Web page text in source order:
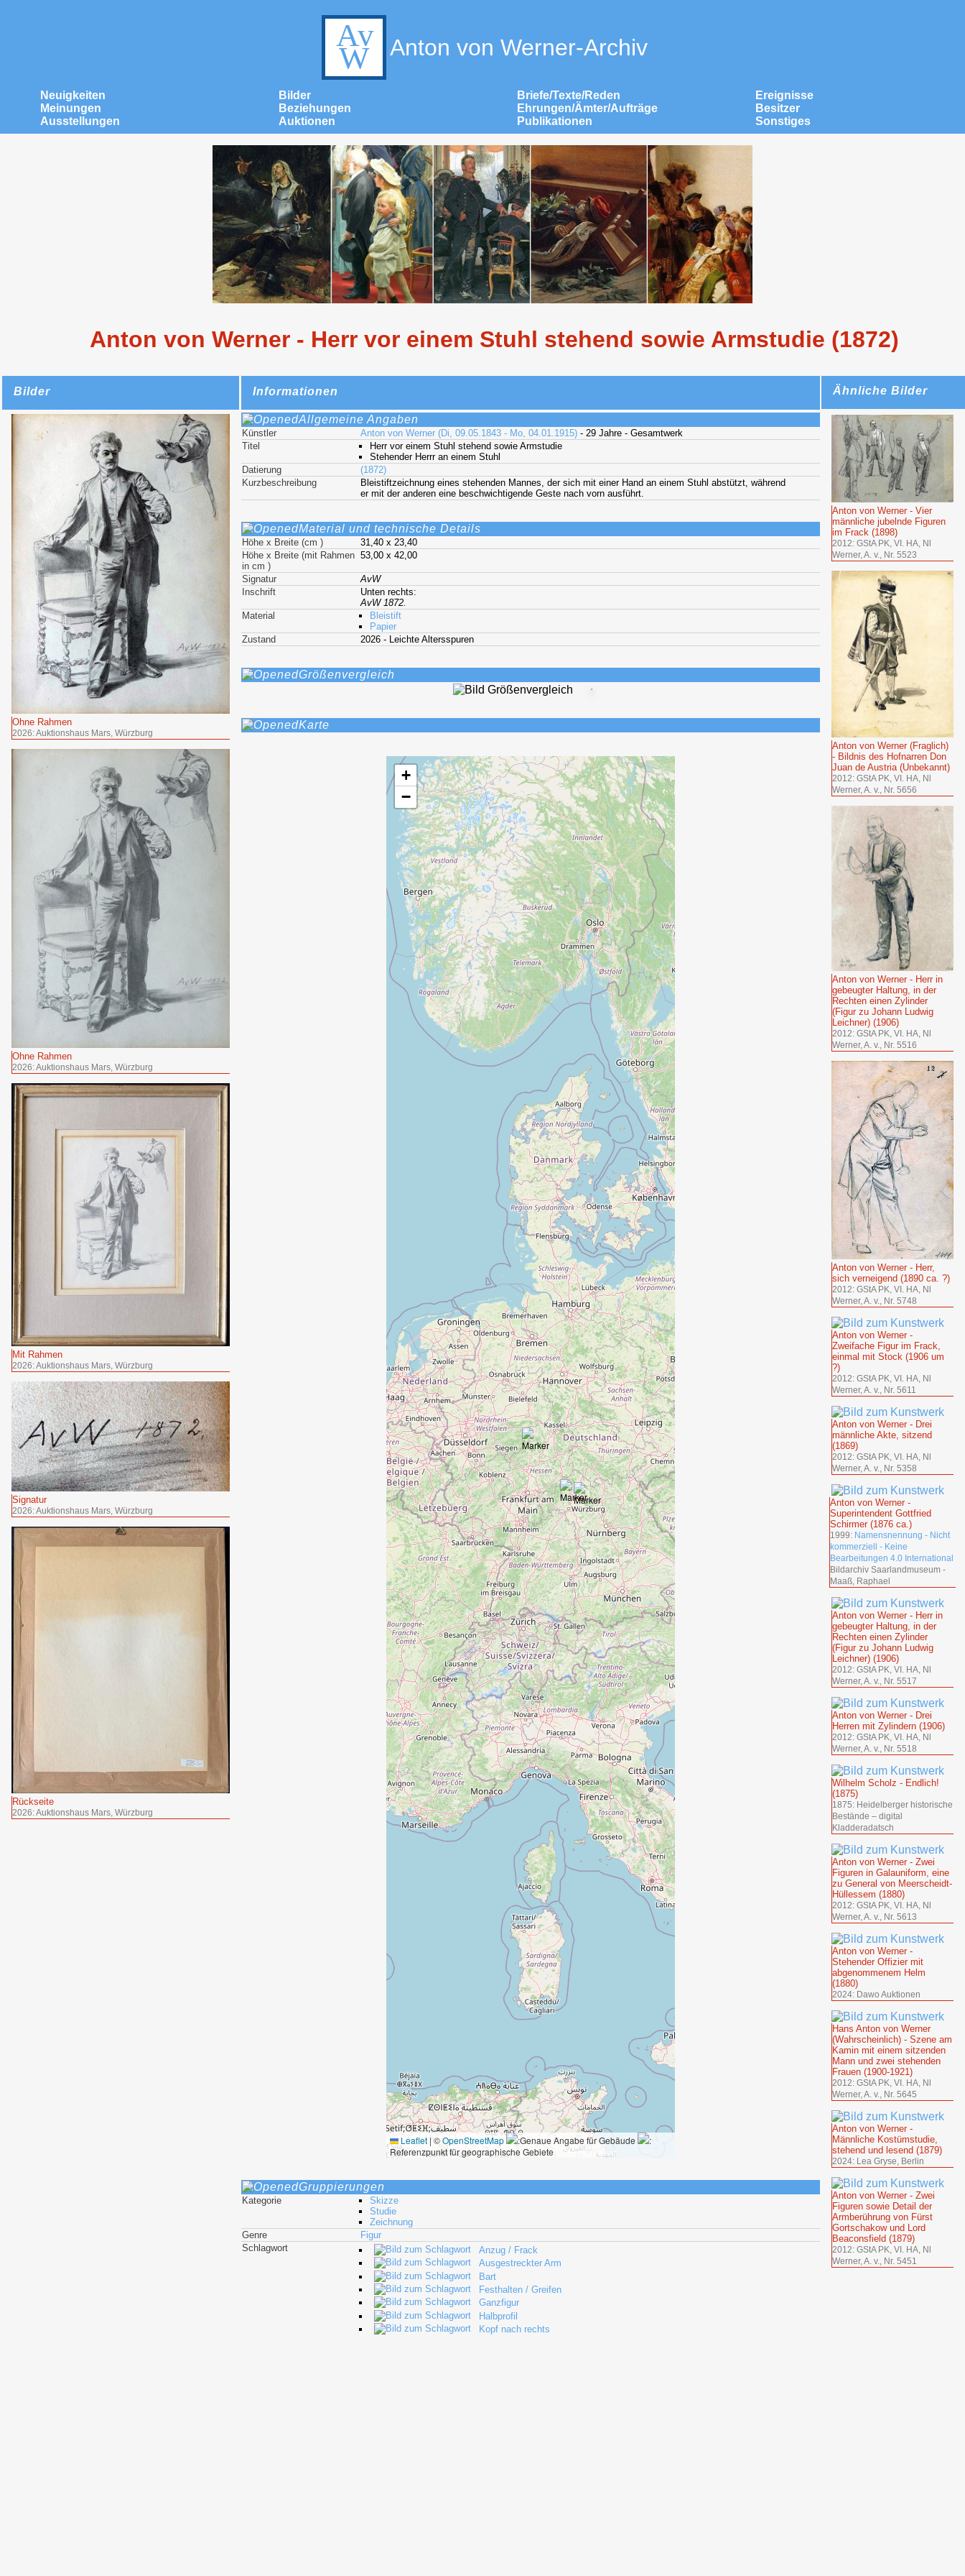
Anton von Werner-Archiv
Neuigkeiten Bilder Briefe/Texte/Reden
Ereignisse
Meinungen
Beziehungen Ehrungen/Ämter/Aufträge
Besitzer
Ausstellungen
Auktionen Publikationen Sonstiges
Anton von Werner - Herr vor einem Stuhl stehend sowie Armstudie (1872)
Bilder
Ohne Rahmen
2026: Auktionshaus Mars, Würzburg
Ohne Rahmen
2026: Auktionshaus Mars, Würzburg
Mit Rahmen
2026: Auktionshaus Mars, Würzburg
Signatur
2026: Auktionshaus Mars, Würzburg
Rückseite
2026: Auktionshaus Mars, Würzburg
Informationen
Allgemeine Angaben
Künstler Anton von Werner (Di, 09.05.1843 - Mo, 04.01.1915)- 29 Jahre - Gesamtwerk
Titel
Herr vor einem Stuhl stehend sowie Armstudie
Stehender Herrr an einem Stuhl
Datierung
(1872)
Kurzbeschreibung
Bleistiftzeichnung eines stehenden Mannes, der sich mit einer Hand an einem Stuhl abstützt, während
er mit der anderen eine beschwichtigende Geste nach vorn ausführt.
Material und technische Details
Höhe x Breite (cm )
31,40 x 23,40
Höhe x Breite (mit Rahmen
in cm )
53,00 x 42,00
Signatur
AvW
Inschrift
Unten rechts:
AvW 1872.
Material
Bleistift
Papier
Zustand
2026 - Leichte Altersspuren
Größenvergleich
Karte
+
−
Leaflet | ©OpenStreetMap :Genaue Angabe für Gebäude
:
Referenzpunkt für geographische Gebiete
Gruppierungen
Kategorie
Skizze
Studie
Zeichnung
Genre
Figur
Schlagwort
Anzug / Frack
Ausgestreckter Arm
Bart
Festhalten / Greifen
Ganzfigur
Halbprofil
Kopf nach rechts
Ähnliche Bilder
Anton von Werner - Vier
männliche jubelnde Figuren
im Frack (1898)
2012: GStA PK, VI. HA, Nl
Werner, A. v., Nr. 5523
Anton von Werner (Fraglich)
- Bildnis des Hofnarren Don
Juan de Austria (Unbekannt)
2012: GStA PK, VI. HA, Nl
Werner, A. v., Nr. 5656
Anton von Werner - Herr in
gebeugter Haltung, in der
Rechten einen Zylinder
(Figur zu Johann Ludwig
Leichner) (1906)
2012: GStA PK, VI. HA, Nl
Werner, A. v., Nr. 5516
Anton von Werner - Herr,
sich verneigend (1890 ca. ?)
2012: GStA PK, VI. HA, Nl
Werner, A. v., Nr. 5748
Anton von Werner -
Zweifache Figur im Frack,
einmal mit Stock (1906 um
?)
2012: GStA PK, VI. HA, Nl
Werner, A. v., Nr. 5611
Anton von Werner - Drei
männliche Akte, sitzend
(1869)
2012: GStA PK, VI. HA, Nl
Werner, A. v., Nr. 5358
Anton von Werner -
Superintendent Gottfried
Schirmer (1876 ca.)
1999: Namensnennung - Nicht
kommerziell - Keine
Bearbeitungen 4.0 International
Bildarchiv Saarlandmuseum -
Maaß, Raphael
Anton von Werner - Herr in
gebeugter Haltung, in der
Rechten einen Zylinder
(Figur zu Johann Ludwig
Leichner) (1906)
2012: GStA PK, VI. HA, Nl
Werner, A. v., Nr. 5517
Anton von Werner - Drei
Herren mit Zylindern (1906)
2012: GStA PK, VI. HA, Nl
Werner, A. v., Nr. 5518
Wilhelm Scholz - Endlich!
(1875)
1875: Heidelberger historische
Bestände – digital
Kladderadatsch
Anton von Werner - Zwei
Figuren in Galauniform, eine
zu General von Meerscheidt-
Hüllessem (1880)
2012: GStA PK, VI. HA, Nl
Werner, A. v., Nr. 5613
Anton von Werner -
Stehender Offizier mit
abgenommenem Helm
(1880)
2024: Dawo Auktionen
Hans Anton von Werner
(Wahrscheinlich) - Szene am
Kamin mit einem sitzenden
Mann und zwei stehenden
Frauen (1900-1921)
2012: GStA PK, VI. HA, Nl
Werner, A. v., Nr. 5645
Anton von Werner -
Männliche Kostümstudie,
stehend und lesend (1879)
2024: Lea Gryse, Berlin
Anton von Werner - Zwei
Figuren sowie Detail der
Armberührung von Fürst
Gortschakow und Lord
Beaconsfield (1879)
2012: GStA PK, VI. HA, Nl
Werner, A. v., Nr. 5451